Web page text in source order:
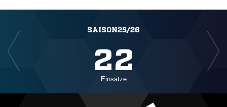
SAISON25/26
22
Einsätze